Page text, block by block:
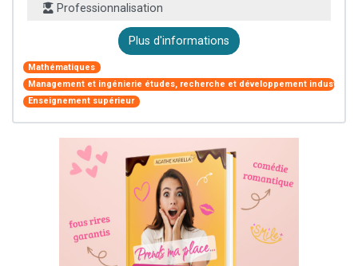
Professionnalisation
Plus d'informations
Mathématiques
Management et ingénierie études, recherche et développement industriel
Enseignement supérieur